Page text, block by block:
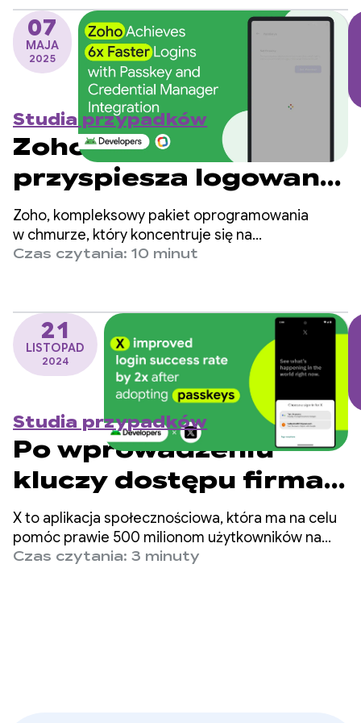
hasła.
07
MAJA
2025
Studia przypadków
Zoho 6-krotnie
przyspiesza logowanie
dzięki integracji
klucza dostępu
i Menedżera danych
Zoho, kompleksowy pakiet oprogramowania
w chmurze, który koncentruje się na
bezpieczeństwie i płynnym działaniu, osiągnął
Czas czytania: 10 minut
21
LISTOPAD
2024
Studia przypadków
Po wprowadzeniu
kluczy dostępu firma
X zwiększyła
współczynnik udanych
logowań dwukrotnie
X to aplikacja społecznościowa, która ma na celu
pomóc prawie 500 milionom użytkowników na
całym świecie w poznaniu pełnej historii dzięki
Czas czytania: 3 minuty